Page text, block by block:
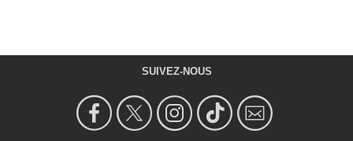
SUIVEZ-NOUS